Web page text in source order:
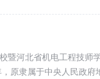
暨河北省机电工程技师
原隶属于中央人民政